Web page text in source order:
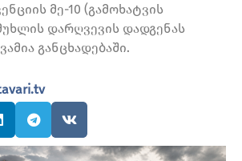
მე-10 (გამოხატვის
დარღვევის დადგენას
განცხადებაში.